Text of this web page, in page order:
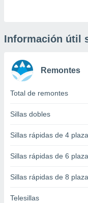
únicos
similares
IP
posible
traten tus
interés
Información útil
Remontes
Total de remontes
Sillas dobles
Sillas rápidas de 4
Sillas rápidas de 6
Sillas rápidas de 8
Telesillas